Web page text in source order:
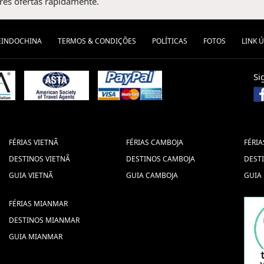
TERMOS & CONDIÇÕES POLÍTICAS FOTOS LINK
FÉRIAS VIETNÃ
DESTINOS VIETNÃ
GUIA VIETNÃ
FÉRIAS CAMBOJA
DESTINOS CAMBOJA
GUIA CAMBOJA
GUIA
FÉRIAS MIANMAR
DESTINOS MIANMAR
GUIA MIANMAR